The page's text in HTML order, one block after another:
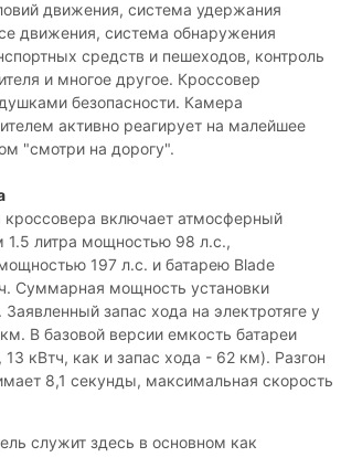
движения, система удержания
движения, система обнаружения
средств и пешеходов, контроль
и многое другое. Кроссовер
безопасности. Камера
активно реагирует на малейшее
"смотри на дорогу".
кроссовера включает атмосферный
1.5 литра мощностью 98 л.с.,
197 л.с. и батарею Blade
Суммарная мощность установки
Заявленный запас хода на электротяге у
В базовой версии емкость батареи
кВтч, как и запас хода - 62 км). Разгон
8,1 секунды, максимальная скорость
служит здесь в основном как